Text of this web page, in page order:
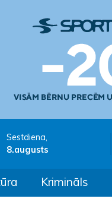
Sestdiena,
8.augusts
Krimināls